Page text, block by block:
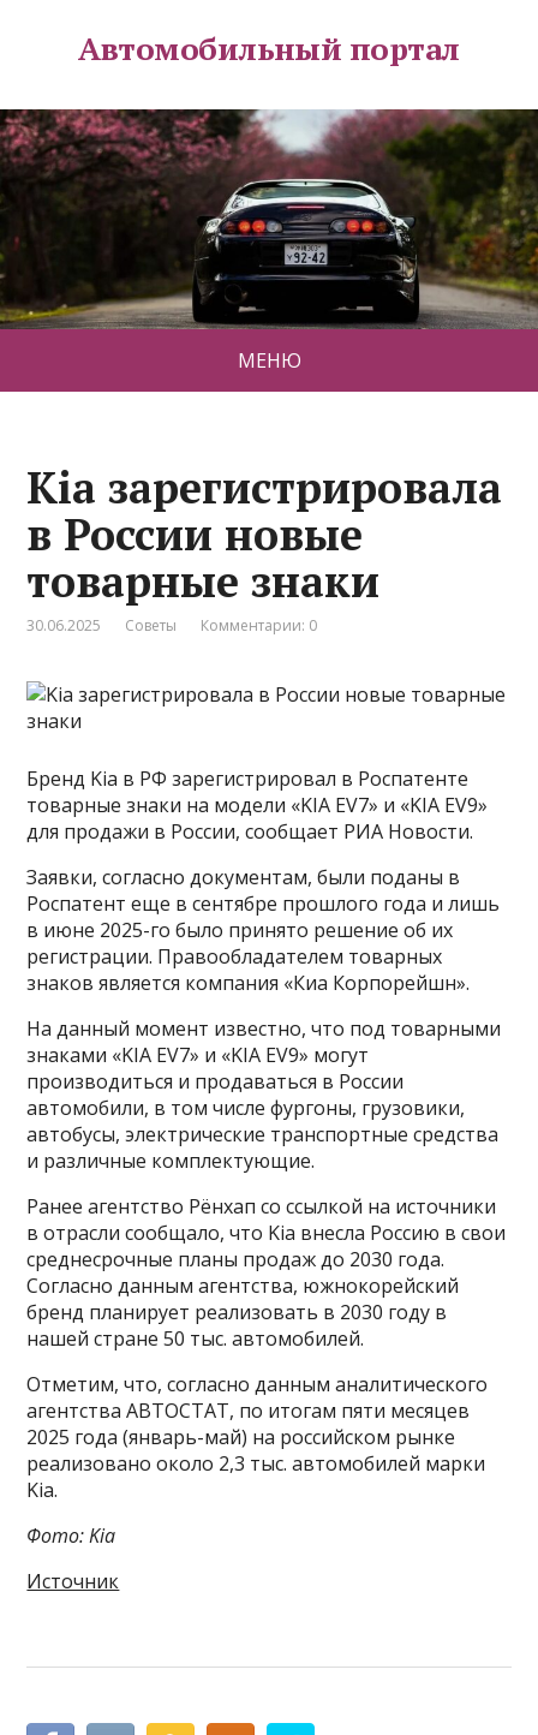
Автомобильный портал
МЕНЮ
Kia зарегистрировала
в России новые
товарные знаки
30.06.2025 Советы Комментарии: 0
Бренд Kia в РФ зарегистрировал в Роспатенте
товарные знаки на модели «KIA EV7» и «KIA EV9»
для продажи в России, сообщает РИА Новости.
Заявки, согласно документам, были поданы в
Роспатент еще в сентябре прошлого года и лишь
в июне 2025-го было принято решение об их
регистрации. Правообладателем товарных
знаков является компания «Киа Корпорейшн».
На данный момент известно, что под товарными
знаками «KIA EV7» и «KIA EV9» могут
производиться и продаваться в России
автомобили, в том числе фургоны, грузовики,
автобусы, электрические транспортные средства
и различные комплектующие.
Ранее агентство Рёнхап со ссылкой на источники
в отрасли сообщало, что Kia внесла Россию в свои
среднесрочные планы продаж до 2030 года.
Согласно данным агентства, южнокорейский
бренд планирует реализовать в 2030 году в
нашей стране 50 тыс. автомобилей.
Отметим, что, согласно данным аналитического
агентства АВТОСТАТ, по итогам пяти месяцев
2025 года (январь-май) на российском рынке
реализовано около 2,3 тыс. автомобилей марки
Kia.
Фото: Kia
Источник